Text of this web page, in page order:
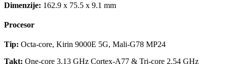
Dimenzije: 162.9 x 75.5 x 9.1 mm
Procesor
Tip: Octa-core, Kirin 9000E 5G, Mali-G78 MP24
Takt: One-core 3.13 GHz Cortex-A77 & Tri-core 2.54 GHz